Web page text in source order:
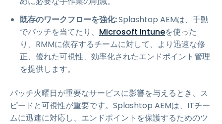
既存のワークフローを強化:Splashtop AEMは、手動
でパッチを当てたり、 Microsoft Intuneを使った
り、RMMに依存するチームに対して、より迅速な修
正、優れた可視性、効率化されたエンドポイント管理
を提供します。
パッチ火曜日が重要なサービスに影響を与えるとき、ス
ピードと可視性が重要です。Splashtop AEMは、ITチー
ムに迅速に対応し、エンドポイントを保護するためのツ